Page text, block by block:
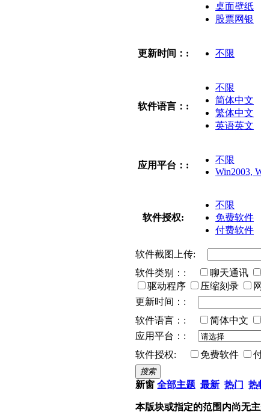
桌面壁纸
股票网银
更新时间：: 不限
软件语言：:
不限
简体中文
繁体中文
英语英文
应用平台：:
不限
Win2003,
软件授权:
不限
免费软件
付费软件
软件截图上传:
软件类别：:
聊天通讯
驱动程序
压缩刻录
更新时间：:
软件语言：:
简体中文
应用平台：:
软件授权:
免费软件
搜索
新窗 全部主题 最新 热门 热
本版块或指定的范围内尚无